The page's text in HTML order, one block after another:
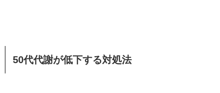
50代代謝が低下する対処法